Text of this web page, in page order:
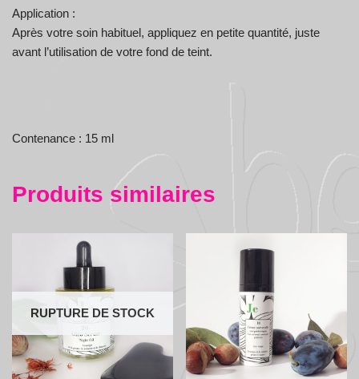
Application :
Après votre soin habituel, appliquez en petite quantité, juste
avant l’utilisation de votre fond de teint.
Contenance : 15 ml
Produits similaires
RUPTURE DE STOCK